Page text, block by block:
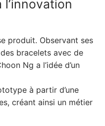
: du simple au
prix de
?
l’innovation
produit. Observant ses
bracelets avec de
Ng a l’idée d’un
à partir d’une
créant ainsi un métier